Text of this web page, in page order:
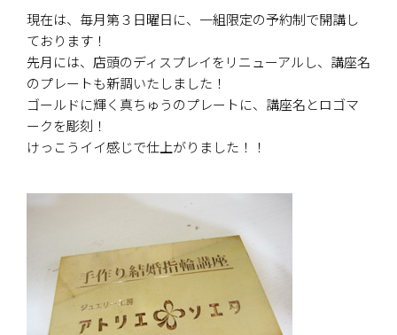
現在は、毎月第３日曜日に、一組限定の予約制で開講し
ております！
先月には、店頭のディスプレイをリニューアルし、講座名
のプレートも新調いたしました！
ゴールドに輝く真ちゅうのプレートに、講座名とロゴマ
ークを彫刻！
けっこうイイ感じで仕上がりました！！